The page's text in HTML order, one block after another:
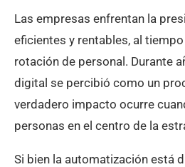
Las empresas enfrentan la
eficientes y rentables, al
rotación de personal. Durante
digital se percibió como un
verdadero impacto ocurre
personas en el centro de la
Si bien la automatización está